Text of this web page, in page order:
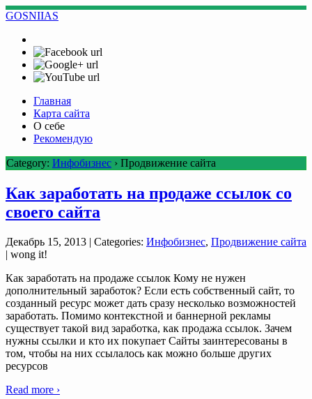
GOSNIIAS
Главная
Карта сайта
О себе
Рекомендую
Category: Инфобизнес › Продвижение сайта
Как заработать на продаже ссылок со
своего сайта
Декабрь 15, 2013 | Categories: Инфобизнес, Продвижение сайта
| wong it!
Как заработать на продаже ссылок Кому не нужен
дополнительный заработок? Если есть собственный сайт, то
созданный ресурс может дать сразу несколько возможностей
заработать. Помимо контекстной и баннерной рекламы
существует такой вид заработка, как продажа ссылок. Зачем
нужны ссылки и кто их покупает Сайты заинтересованы в
том, чтобы на них ссылалось как можно больше других
ресурсов
Read more ›